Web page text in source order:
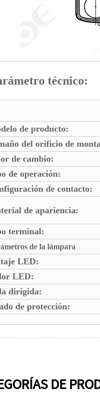
técnico:
de producto:
del orificio de
de cambio:
de operación:
de contacto:
de apariencia:
terminal:
de la lámpara
LED:
LED:
dirigida:
de protección:
DE